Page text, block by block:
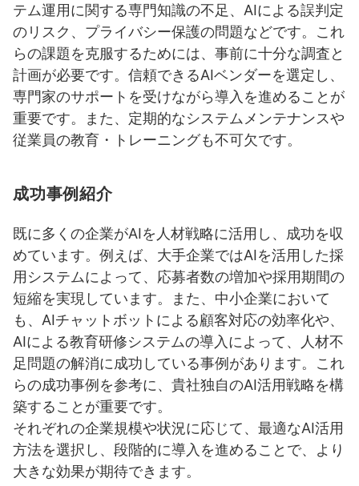
テム運用に関する専門知識の不足、AIによる誤判定
のリスク、プライバシー保護の問題などです。これ
らの課題を克服するためには、事前に十分な調査と
計画が必要です。信頼できるAIベンダーを選定し、
専門家のサポートを受けながら導入を進めることが
重要です。また、定期的なシステムメンテナンスや
従業員の教育・トレーニングも不可欠です。
成功事例紹介
既に多くの企業がAIを人材戦略に活用し、成功を収
めています。例えば、大手企業ではAIを活用した採
用システムによって、応募者数の増加や採用期間の
短縮を実現しています。また、中小企業において
も、AIチャットボットによる顧客対応の効率化や、
AIによる教育研修システムの導入によって、人材不
足問題の解消に成功している事例があります。これ
らの成功事例を参考に、貴社独自のAI活用戦略を構
築することが重要です。
それぞれの企業規模や状況に応じて、最適なAI活用
方法を選択し、段階的に導入を進めることで、より
大きな効果が期待できます。